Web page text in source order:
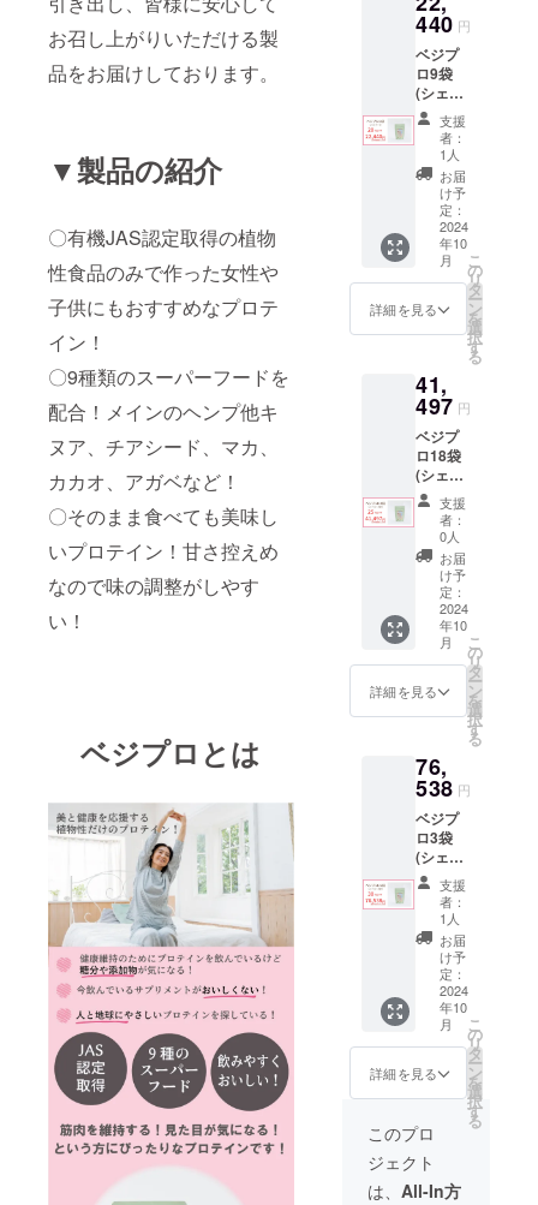
お召し上がりいただける製
品をお届けしております。
▼製品の紹介
〇有機JAS認定取得の植物
性食品のみで作った女性や
子供にもおすすめなプロテ
イン！
〇9種類のスーパーフードを
配合！メインのヘンプ他キ
ヌア、チアシード、マカ、
カカオ、アガベなど！
〇そのまま食べても美味し
いプロテイン！甘さ控えめ
なので味の調整がしやす
い！
ベジプロとは
440 円
ベジプ
ロ9袋
(シェイ
カー付)
200g×9
個 1袋
10日分
です。
販売予
定価格
28,050
円が
20%オ
フの
22,440
円で購
ま
す。
支援
者：
1人
お届
け予
定：
2024
年10
月
詳細を見る
こ
の
リ
タ
ー
ン
を
選
択
す
る
41,
497 円
ベジプ
ロ18袋
(シェイ
カー2つ
付)
200g×1
8個 1袋
10日分
です。
販売予
定価格
55,330
円が
25%オ
フの
41,497
入出来
ま
す。
支援
者：
0人
お届
け予
定：
2024
年10
月
詳細を見る
こ
の
リ
タ
ー
ン
を
選
択
す
る
76,
538 円
ベジプ
ロ3袋
(シェイ
カー3個
付)
200g×3
6個 1袋
10日分
です。
109,340
円が
30%オ
フの
76,538
円で購
入出来
ま
す。
販売予
定価格
支援
者：
1人
お届
け予
定：
2024
年10
月
詳細を見る
こ
の
リ
タ
ー
ン
を
選
択
す
る
このプロ
ジェクト
は、 All-In方